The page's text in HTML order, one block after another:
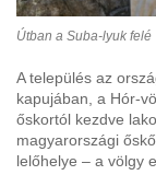
Útban a Suba-lyuk felé
A település az
kapujában, a Hór-
őskortól kezdve
magyarországi
lelőhelye – a völgy